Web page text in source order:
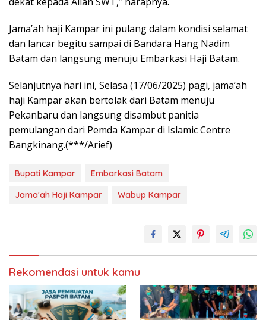
Jama’ah haji Kampar ini pulang dalam kondisi selamat
dan lancar begitu sampai di Bandara Hang Nadim
Batam dan langsung menuju Embarkasi Haji Batam.
Selanjutnya hari ini, Selasa (17/06/2025) pagi, jama’ah
haji Kampar akan bertolak dari Batam menuju
Pekanbaru dan langsung disambut panitia
pemulangan dari Pemda Kampar di Islamic Centre
Bangkinang.(***/Arief)
Bupati Kampar
Embarkasi Batam
Jama'ah Haji Kampar
Wabup Kampar
Rekomendasi untuk kamu